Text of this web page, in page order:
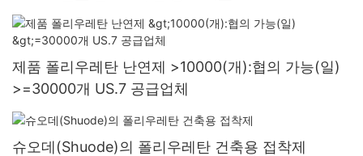
제품 폴리우레탄 난연제 >10000(개):협의 가능(일)
>=30000개 US.7 공급업체
슈오데(Shuode)의 폴리우레탄 건축용 접착제